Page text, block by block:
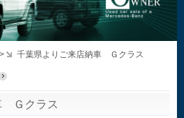
> 千葉県よりご来店納車 Ｇクラス
Ｇクラス